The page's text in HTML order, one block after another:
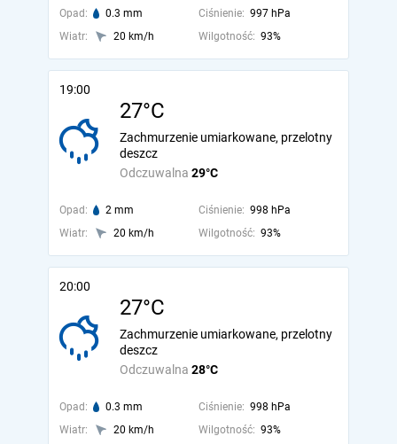
Opad: 0.3 mm Ciśnienie: 997 hPa
Wiatr:
20 km/h Wilgotność: 93%
19:00
27°C
Odczuwalna 29°C
Zachmurzenie umiarkowane, przelotny
deszcz
Opad: 2 mm Ciśnienie: 998 hPa
Wiatr:
20 km/h Wilgotność: 93%
20:00
27°C
Odczuwalna 28°C
Zachmurzenie umiarkowane, przelotny
deszcz
Opad: 0.3 mm Ciśnienie: 998 hPa
Wiatr:
20 km/h Wilgotność: 93%